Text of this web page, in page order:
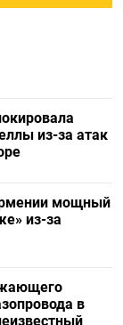
из-за атак
мощный
из-за
в